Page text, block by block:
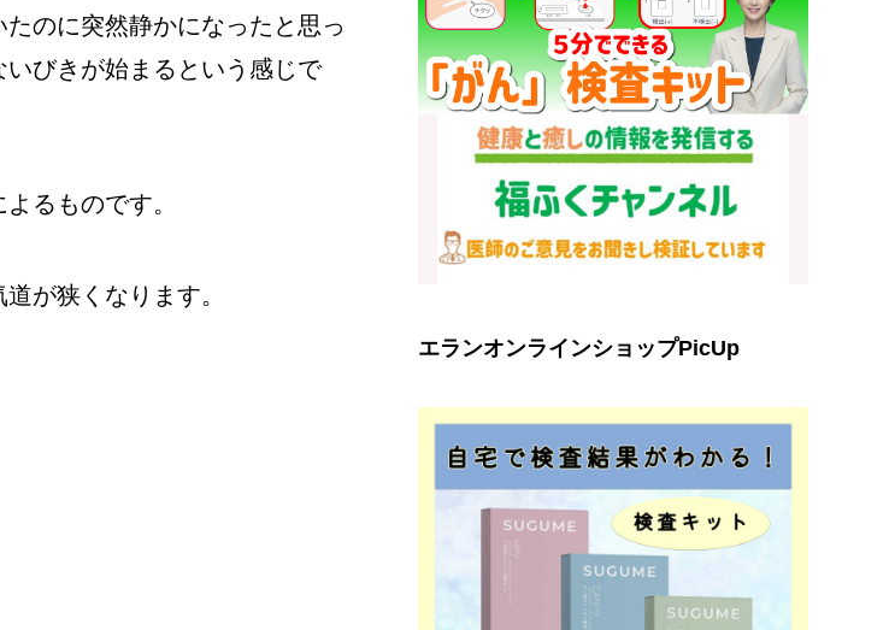
のに突然静かになったと思っ
びきが始まるという感じで
るものです。
が狭くなります。
エランオンラインショップPicUp